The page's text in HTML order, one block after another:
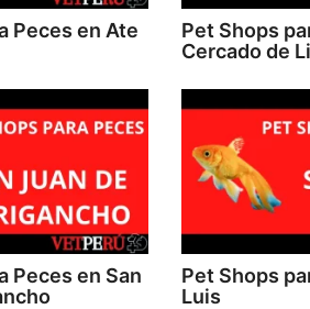
Peces en Ate
Pet Shops
Cercado de
Peces en San
Pet Shops
Luis